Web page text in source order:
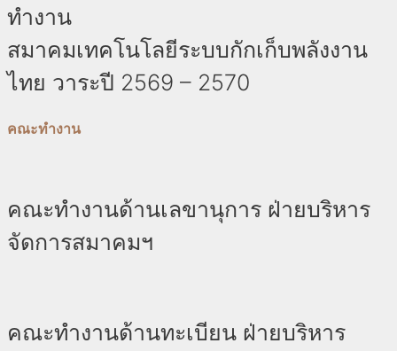
ทำงาน
สมาคมเทคโนโลยีระบบกักเก็บพลังงาน
ไทย วาระปี 2569 – 2570
คณะทำงาน
คณะทำงานด้านเลขานุการ ฝ่ายบริหาร
จัดการสมาคมฯ
คณะทำงานด้านทะเบียน ฝ่ายบริหาร